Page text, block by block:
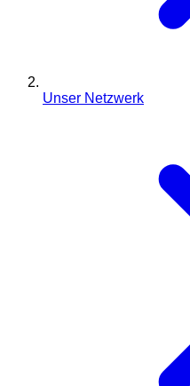
Unser Netzwerk